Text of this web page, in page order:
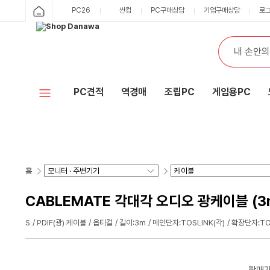
PC26 싼컴 PC구매상담 기업구매상담 로
PC견적 역경매 조립PC 게임용PC
홈
CABLEMATE 각대각 오디오 광케이블
S PDIF(광) 케이블 옵티컬 길이:3m 메인단자:TOSLINK(각) 확장단자